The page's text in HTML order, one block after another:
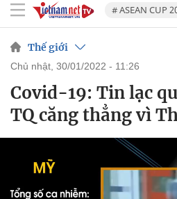
# ASEAN CUP
Thế giới
chủ nhật, 30/01/2022 - 11:26
Covid-19: Tin lạc
TQ căng thẳng vì